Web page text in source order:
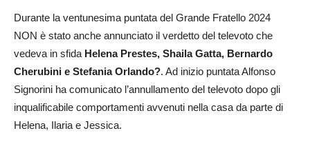
Durante la ventunesima puntata del Grande Fratello 2024
NON è stato anche annunciato il verdetto del televoto che
vedeva in sfida Helena Prestes, Shaila Gatta, Bernardo
Cherubini e Stefania Orlando?. Ad inizio puntata Alfonso
Signorini ha comunicato l’annullamento del televoto dopo gli
inqualificabile comportamenti avvenuti nella casa da parte di
Helena, Ilaria e Jessica.